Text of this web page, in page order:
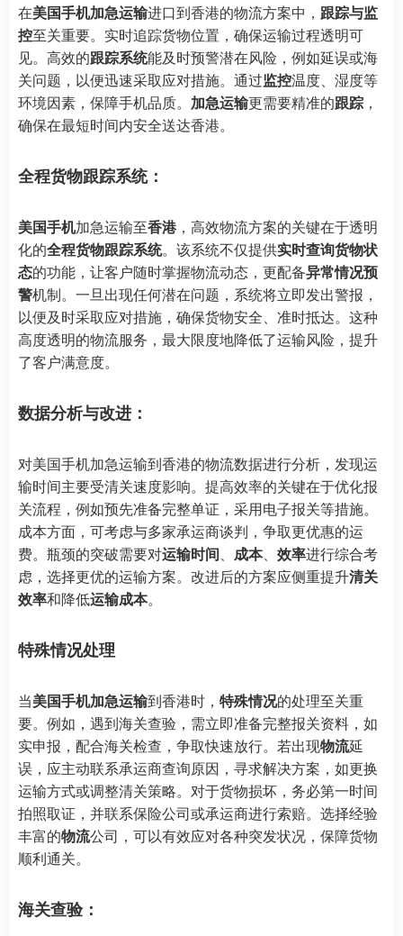
在美国手机加急运输进口到香港的物流方案中， 跟踪与监
控至关重要。实时追踪货物位置，确保运输过程透明可
见。高效的跟踪系统能及时预警潜在风险，例如延误或海
关问题，以便迅速采取应对措施。通过监控温度、湿度等
环境因素，保障手机品质。 加急运输更需要精准的跟踪 ，
确保在最短时间内安全送达香港。
全程货物跟踪系统：
美国手机加急运输至香港，高效物流方案的关键在于透明
化的全程货物跟踪系统。该系统不仅提供实时查询货物状
态的功能，让客户随时掌握物流动态，更配备异常情况预
警机制。一旦出现任何潜在问题，系统将立即发出警报，
以便及时采取应对措施，确保货物安全、准时抵达。这种
高度透明的物流服务，最大限度地降低了运输风险，提升
了客户满意度。
数据分析与改进：
对美国手机加急运输到香港的物流数据进行分析，发现运
输时间主要受清关速度影响。提高效率的关键在于优化报
关流程，例如预先准备完整单证，采用电子报关等措施。
成本方面，可考虑与多家承运商谈判，争取更优惠的运
费。瓶颈的突破需要对运输时间、 成本、 效率进行综合考
虑，选择更优的运输方案。改进后的方案应侧重提升清关
效率和降低运输成本。
特殊情况处理
当美国手机加急运输到香港时， 特殊情况的处理至关重
要。例如，遇到海关查验，需立即准备完整报关资料，如
实申报，配合海关检查，争取快速放行。若出现物流延
误，应主动联系承运商查询原因，寻求解决方案，如更换
运输方式或调整清关策略。对于货物损坏，务必第一时间
拍照取证，并联系保险公司或承运商进行索赔。选择经验
丰富的物流公司，可以有效应对各种突发状况，保障货物
顺利通关。
海关查验：